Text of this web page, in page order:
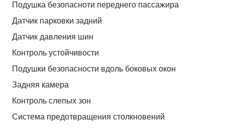
Подушка безопасноти переднего пассажира
Датчик парковки задний
Датчик давления шин
Контроль устойчивости
Подушки безопасности вдоль боковых окон
Задняя камера
Контроль слепых зон
Система предотвращения столкновений